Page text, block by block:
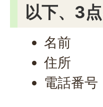
以下、3
名前
住所
電話番号